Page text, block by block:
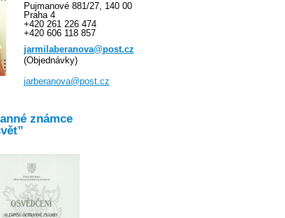
Pujmanové 881/27, 140 00
Praha 4
+420 261 226 474
+420 606 118 857
jarmilaberanova@post.cz
(Objednávky)
jarberanova@post.cz
známce